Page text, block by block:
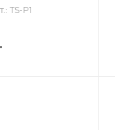
TS-P1